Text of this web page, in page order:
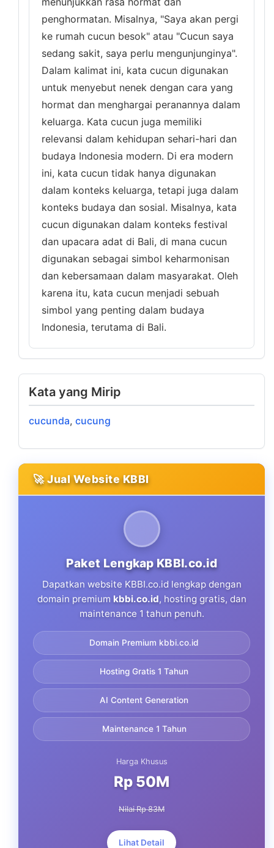
penghormatan. Misalnya, "Saya akan pergi
ke rumah cucun besok" atau "Cucun saya
sedang sakit, saya perlu mengunjunginya".
Dalam kalimat ini, kata cucun digunakan
untuk menyebut nenek dengan cara yang
hormat dan menghargai peranannya dalam
keluarga. Kata cucun juga memiliki
relevansi dalam kehidupan sehari-hari dan
budaya Indonesia modern. Di era modern
ini, kata cucun tidak hanya digunakan
dalam konteks keluarga, tetapi juga dalam
konteks budaya dan sosial. Misalnya, kata
cucun digunakan dalam konteks festival
dan upacara adat di Bali, di mana cucun
digunakan sebagai simbol keharmonisan
dan kebersamaan dalam masyarakat. Oleh
karena itu, kata cucun menjadi sebuah
simbol yang penting dalam budaya
Indonesia, terutama di Bali.
Kata yang Mirip
cucunda, cucung
🚀 Jual Website KBBI
Paket Lengkap KBBI.co.id
Dapatkan website KBBI.co.id lengkap dengan
domain premium kbbi.co.id, hosting gratis, dan
maintenance 1 tahun penuh.
Domain Premium kbbi.co.id
Hosting Gratis 1 Tahun
AI Content Generation
Maintenance 1 Tahun
Harga Khusus
Rp 50M
Nilai Rp 83M
Lihat Detail